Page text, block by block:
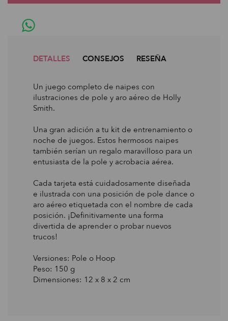
DETALLES CONSEJOS RESEÑA
Un juego completo de naipes con
ilustraciones de pole y aro aéreo de Holly
Smith.
Una gran adición a tu kit de entrenamiento o
noche de juegos. Estos hermosos naipes
también serían un regalo maravilloso para un
entusiasta de la pole y acrobacia aérea.
Cada tarjeta está cuidadosamente diseñada
e ilustrada con una posición de pole dance o
aro aéreo etiquetada con el nombre de cada
posición. ¡Definitivamente una forma
divertida de aprender o probar nuevos
trucos!
Versiones: Pole o Hoop
Peso: 150 g
Dimensiones: 12 x 8 x 2 cm